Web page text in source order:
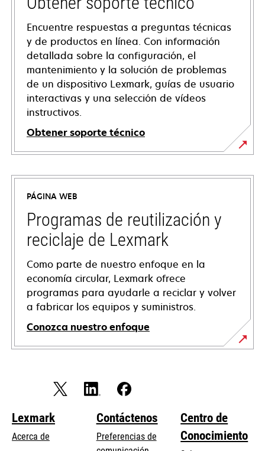
Encuentre respuestas a preguntas técnicas
y de productos en línea. Con información
detallada sobre la configuración, el
mantenimiento y la solución de problemas
de un dispositivo Lexmark, guías de usuario
interactivas y una selección de vídeos
instructivos.
Obtener soporte técnico
se
abre
una
pestaña
nueva
PÁGINA WEB
Programas de reutilización y
reciclaje de Lexmark
Como parte de nuestro enfoque en la
economía circular, Lexmark ofrece
programas para ayudarle a reciclar y volver
a fabricar los equipos y suministros.
Conozca nuestro enfoque
Lexmark
Acerca de
Contáctenos
Preferencias de
Centro de
Conocimiento